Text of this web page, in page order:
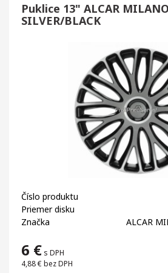
Puklice 13" ALCAR MILANO
SILVER/BLACK
Číslo produktu
Priemer disku
Značka
ALCAR
6 € s DPH
4,88 € bez DPH